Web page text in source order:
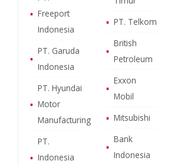
▪ Freeport
Indonesia
▪
PT. Garuda
Indonesia
▪
PT. Hyundai
Motor
Manufacturing
▪
PT.
Indonesia
▪ PT. Telkom
▪
British
Petroleum
▪
Exxon
Mobil
▪ Mitsubishi
▪
Bank
Indonesia